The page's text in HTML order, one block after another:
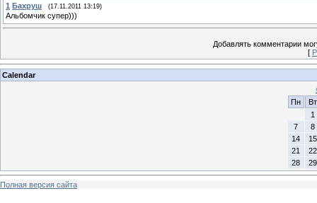
1 Бахруш (17.11.2011 13:19)
Альбомчик супер)))
Добавлять комментарии
[
Calendar
Пн
Вт
1
7
8
14
15
21
22
28
29
Полная версия сайта